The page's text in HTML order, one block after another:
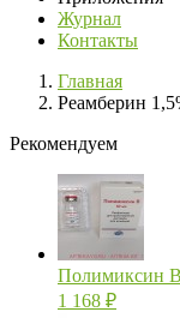
Журнал
Контакты
Главная
Реамберин
Рекомендуем
Полимиксин
1 168 ₽